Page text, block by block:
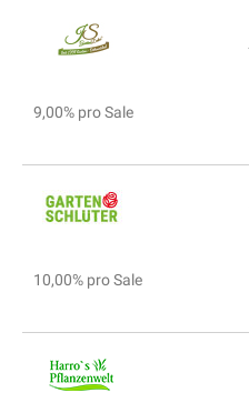
9,00% pro Sale
10,00% pro Sale